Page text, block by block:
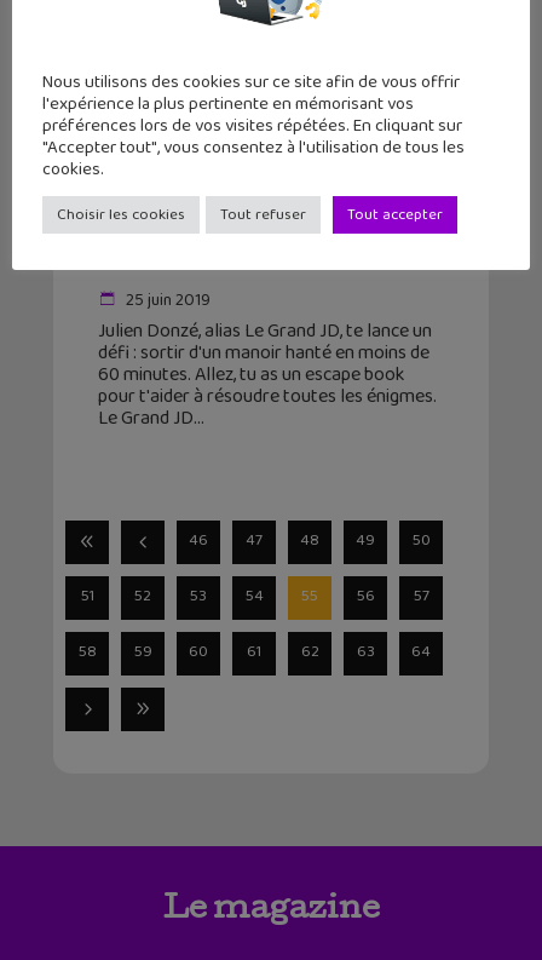
Escape Book : « Cauchemar en
Ecosse », le défi du YouTubeur Le
25 juin 2019
Julien Donzé, alias Le Grand JD, te lance un
défi : sortir d'un manoir hanté en moins de
60 minutes. Allez, tu as un escape book
pour t'aider à résoudre toutes les énigmes.
Le Grand JD
46 47 48 49 50
51 52 53 54 55 56 57
58 59 60 61 62 63 64
Le magazine
Nous utilisons des cookies sur ce site afin de vous offrir
l'expérience la plus pertinente en mémorisant vos
préférences lors de vos visites répétées. En cliquant sur
"Accepter tout", vous consentez à l'utilisation de tous les
cookies.
Choisir les cookies Tout refuser Tout accepter